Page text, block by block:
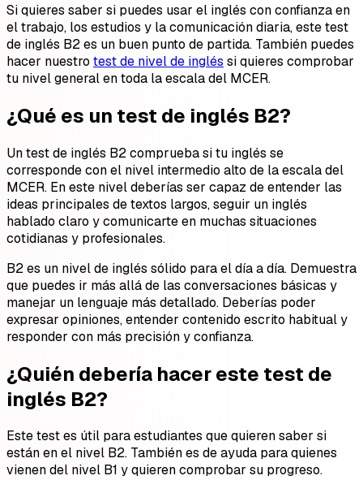
Si quieres saber si puedes usar el inglés con confianza en
el trabajo, los estudios y la comunicación diaria, este test
de inglés B2 es un buen punto de partida. También puedes
hacer nuestro test de nivel de inglés si quieres comprobar
tu nivel general en toda la escala del MCER.
¿Qué es un test de inglés B2?
Un test de inglés B2 comprueba si tu inglés se
corresponde con el nivel intermedio alto de la escala del
MCER. En este nivel deberías ser capaz de entender las
ideas principales de textos largos, seguir un inglés
hablado claro y comunicarte en muchas situaciones
cotidianas y profesionales.
B2 es un nivel de inglés sólido para el día a día. Demuestra
que puedes ir más allá de las conversaciones básicas y
manejar un lenguaje más detallado. Deberías poder
expresar opiniones, entender contenido escrito habitual y
responder con más precisión y confianza.
¿Quién debería hacer este test de
inglés B2?
Este test es útil para estudiantes que quieren saber si
están en el nivel B2. También es de ayuda para quienes
vienen del nivel B1 y quieren comprobar su progreso.